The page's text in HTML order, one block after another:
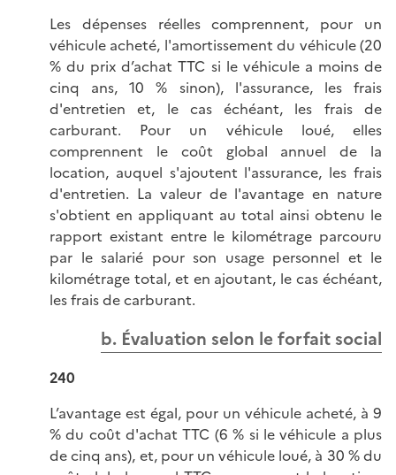
Les dépenses réelles comprennent, pour un
véhicule acheté, l'amortissement du véhicule (20
% du prix d’achat TTC si le véhicule a moins de
cinq ans, 10 % sinon), l'assurance, les frais
d'entretien et, le cas échéant, les frais de
carburant. Pour un véhicule loué, elles
comprennent le coût global annuel de la
location, auquel s'ajoutent l'assurance, les frais
d'entretien. La valeur de l'avantage en nature
s'obtient en appliquant au total ainsi obtenu le
rapport existant entre le kilométrage parcouru
par le salarié pour son usage personnel et le
kilométrage total, et en ajoutant, le cas échéant,
les frais de carburant.
b. Évaluation selon le forfait social
240
L’avantage est égal, pour un véhicule acheté, à 9
% du coût d'achat TTC (6 % si le véhicule a plus
de cinq ans), et, pour un véhicule loué, à 30 % du